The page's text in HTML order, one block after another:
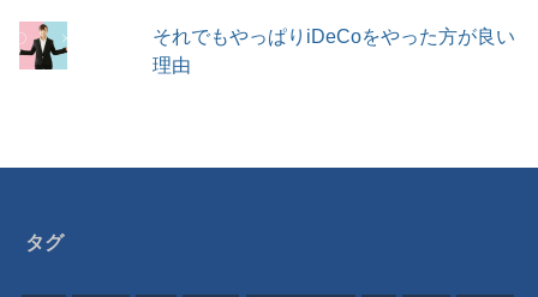
それでもやっぱりiDeCoをやった方が良い
理由
タグ